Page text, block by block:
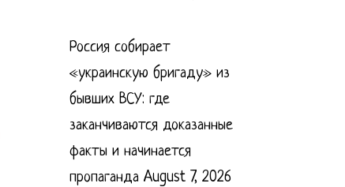
Россия собирает
«украинскую бригаду» из
бывших ВСУ: где
заканчиваются доказанные
факты и начинается
пропаганда August 7, 2026